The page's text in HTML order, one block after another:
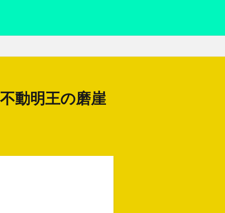
動明王の磨崖